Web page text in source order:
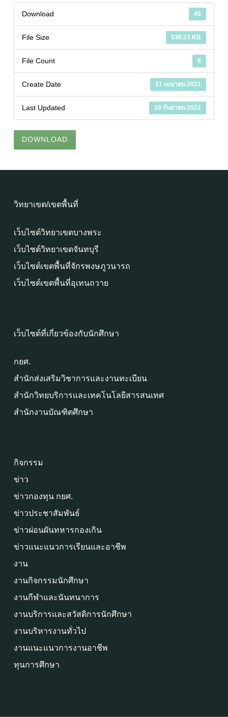
46
Download
538.23 KB
File Size
8
File Count
11 เมษายน 2021
Create Date
19 กันยายน 2022
Last Updated
DOWNLOAD
วิทยาเขต/เขตพื้นที่
เว็บไซต์วิทยาเขตบางพระ
เว็บไซต์วิทยาเขตจันทบุรี
เว็บไซต์เขตพื้นที่จักรพงษภูวนารถ
เว็บไซต์เขตพื้นที่อุเทนถวาย
เว็บไซต์ที่เกี่ยวข้องกับนักศึกษา
กยศ.
สำนักส่งเสริมวิชาการและงานทะเบียน
สำนักวิทยบริการและเทคโนโลยีสารสนเทศ
สำนักงานบัณฑิตศึกษา
กิจกรรม
ข่าว
ข่าวกองทุน กยศ.
ข่าวประชาสัมพันธ์
ข่าวผ่อนผันทหารกองเกิน
ข่าวแนะแนวการเรียนและอาชีพ
งาน
งานกิจกรรมนักศึกษา
งานกีฬาและนันทนาการ
งานบริการและสวัสดิการนักศึกษา
งานบริหารงานทั่วไป
งานแนะแนวการงานอาชีพ
ทุนการศึกษา